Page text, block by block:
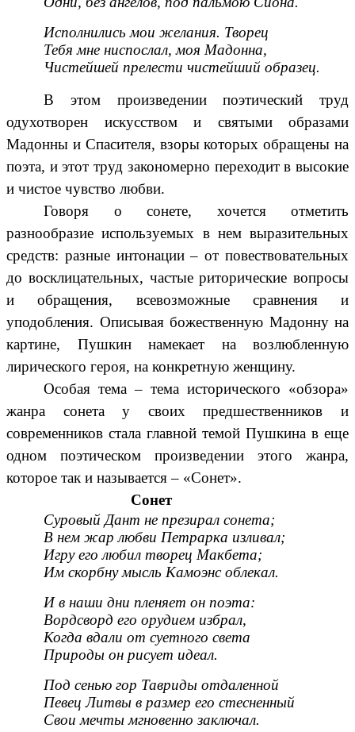
Исполнились мои желания. Творец
Тебя мне ниспослал, моя Мадонна,
Чистейшей прелести чистейший образец.
В этом произведении поэтический труд
одухотворен искусством и святыми образами
Мадонны и Спасителя, взоры которых обращены на
поэта, и этот труд закономерно переходит в высокие
и чистое чувство любви.
Говоря о сонете, хочется отметить
разнообразие используемых в нем выразительных
средств: разные интонации – от повествовательных
до восклицательных, частые риторические вопросы
и обращения, всевозможные сравнения и
уподобления. Описывая божественную Мадонну на
картине, Пушкин намекает на возлюбленную
лирического героя, на конкретную женщину.
Особая тема – тема исторического «обзора»
жанра сонета у своих предшественников и
современников стала главной темой Пушкина в еще
одном поэтическом произведении этого жанра,
которое так и называется – «Сонет».
Сонет
Суровый Дант не презирал сонета;
В нем жар любви Петрарка изливал;
Игру его любил творец Макбета;
Им скорбну мысль Камоэнс облекал.
И в наши дни пленяет он поэта:
Вордсворд его орудием избрал,
Когда вдали от суетного света
Природы он рисует идеал.
Под сенью гор Тавриды отдаленной
Певец Литвы в размер его стесненный
Свои мечты мгновенно заключал.